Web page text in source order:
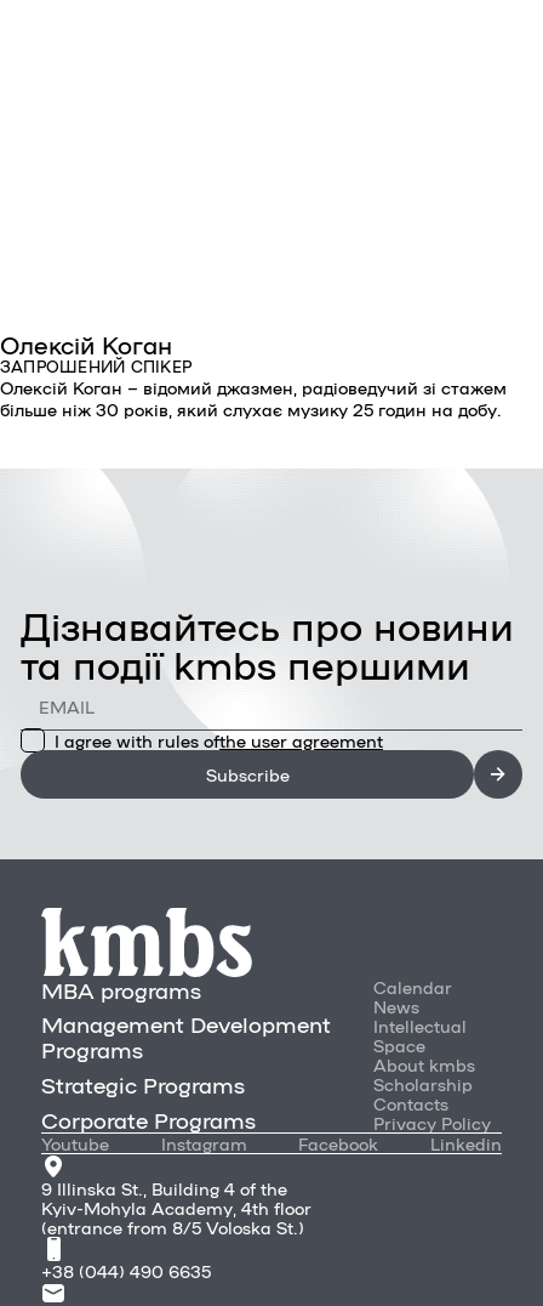
Олексій Коган
ЗАПРОШЕНИЙ СПІКЕР
Олексій Коган – відомий джазмен, радіоведучий зі стажем
більше ніж 30 років, який слухає музику 25 годин на добу.
Дізнавайтесь про новини
та події kmbs першими
I agree with rules ofthe user agreement
Subscribe
MBA programs
Management Development
Programs
Strategic Programs
Corporate Programs
Calendar
News
Intellectual
Space
About kmbs
Scholarship
Contacts
Privacy Policy
Youtube
Instagram Facebook Linkedin
9 Illinska St., Building 4 of the
Kyiv-Mohyla Academy, 4th floor
(entrance from 8/5 Voloska St.)
+38 (044) 490 6635